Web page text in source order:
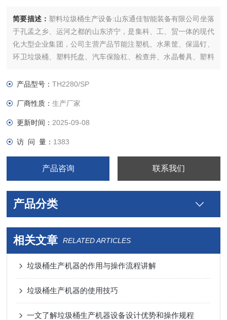
简要描述： 塑料垃圾桶生产设备:山东通佳智能装备有限公司坐落
于孔孟之乡、运河之都的山东济宁，是集科、工、贸一体的现代
化大型企业集团，公司主营产品节能注塑机、水果筐、保温钉、
环卫垃圾桶、塑料托盘、汽车保险杠、检查井、水晶餐具、塑料
产品型号：TH2280/SP
厂商性质：生产厂家
更新时间： 2025-09-08
访 问 量： 1383
产品咨询 联系我们
产品分类
相关文章 RELATED ARTICLES
垃圾桶生产机器的作用与操作流程讲解
垃圾桶生产机器的使用技巧
一文了解垃圾桶生产机器设备设计优势和操作规程